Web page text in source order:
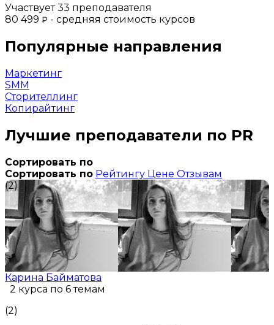
Участвует 33 преподавателя
80 499 ₽ - средняя стоимость курсов
Популярные направления
Маркетинг
SMM
Сторителлинг
Копирайтинг
Лучшие преподаватели по PR
Сортировать по
Сортировать по Рейтингу Цене Отзывам
(2)
Карина Байматова
2 курса по 6 темам
(2)